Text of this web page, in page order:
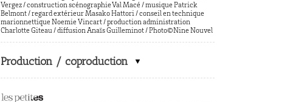
Vergez/ construction scénographie Val Macé / musique Patrick
Belmont / regard extérieur Masako Hattori / conseil en technique
marionnettique Noemie Vincart / production administration
Charlotte Giteau / diffusion Anaïs Guilleminot / Photo©Nine Nouvel
Production / coproduction